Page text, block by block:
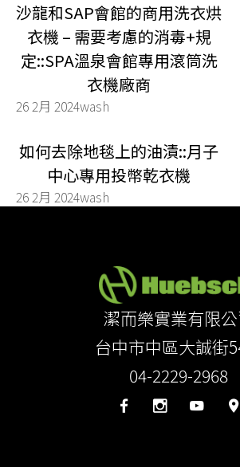
沙龍和SAP會館的商用洗衣烘
衣機 – 需要考慮的消毒+規
定::SPA溫泉會館專用滾筒洗
衣機廠商
26 2月 2024wash
如何去除地毯上的油漬::月子
中心專用投幣乾衣機
26 2月 2024wash
潔而樂實業有限
台中市中區大誠街
04-2229-2968